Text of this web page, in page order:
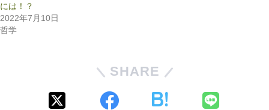
には！？
2022年7月10日
哲学
SHARE